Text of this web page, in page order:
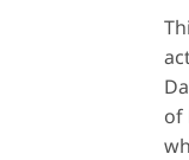
of